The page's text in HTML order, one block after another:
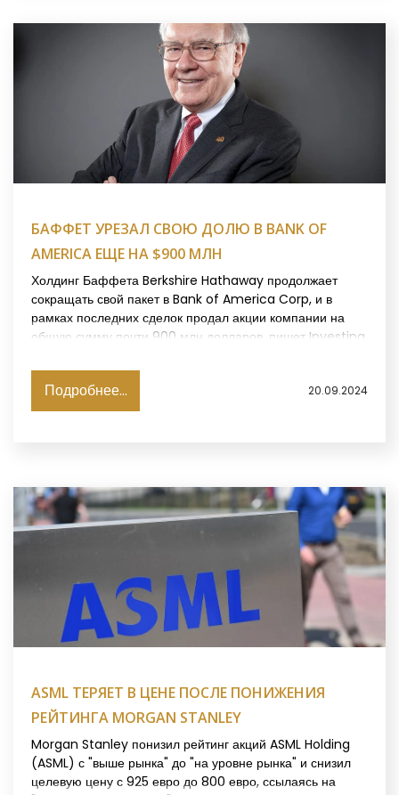
БАФФЕТ УРЕЗАЛ СВОЮ ДОЛЮ В BANK OF
AMERICA ЕЩЕ НА $900 МЛН
Холдинг Баффета Berkshire Hathaway продолжает
сокращать свой пакет в Bank of America Corp, и в
рамках последних сделок продал акции компании на
общую сумму почти 900 млн долларов, пишет Investing.
Подробнее... 20.09.2024
ASML ТЕРЯЕТ В ЦЕНЕ ПОСЛЕ ПОНИЖЕНИЯ
РЕЙТИНГА MORGAN STANLEY
Morgan Stanley понизил рейтинг акций ASML Holding
(ASML) с "выше рынка" до "на уровне рынка" и снизил
целевую цену с 925 евро до 800 евро, ссылаясь на